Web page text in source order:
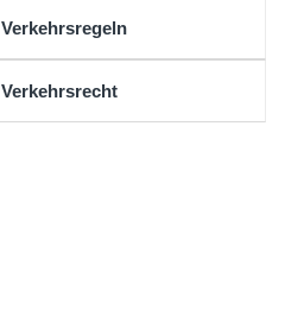
Verkehrsregeln
Verkehrsrecht